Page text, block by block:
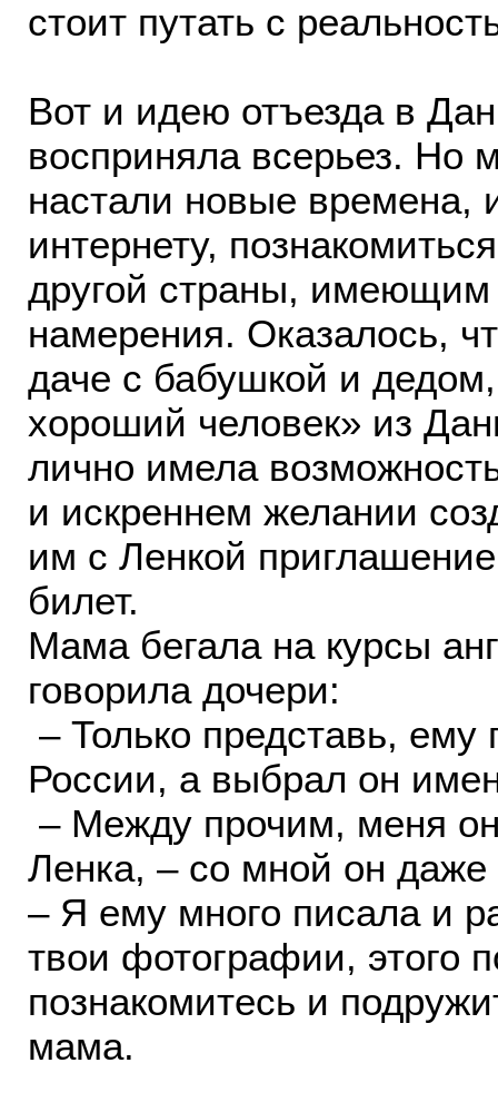
стоит путать с
Вот и идею отъезда в
восприняла всерьез. Но
настали новые времена,
интернету,
другой страны, имеющим
намерения. Оказалось,
даче с бабушкой и
хороший человек» из
лично имела
и искреннем желании
им с Ленкой
билет.
Мама бегала на курсы
говорила дочери:
– Только представь,
России, а выбрал он
– Между прочим, меня
Ленка, – со мной он даже
– Я ему много писала и
твои фотографии, этого
познакомитесь и
мама.